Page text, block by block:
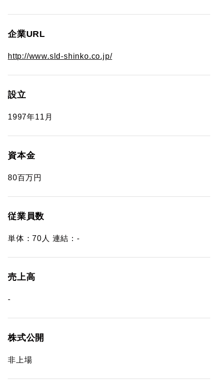
企業URL
http://www.sld-shinko.co.jp/
設立
1997年11月
資本金
80百万円
従業員数
単体：70人 連結：-
売上高
-
株式公開
非上場